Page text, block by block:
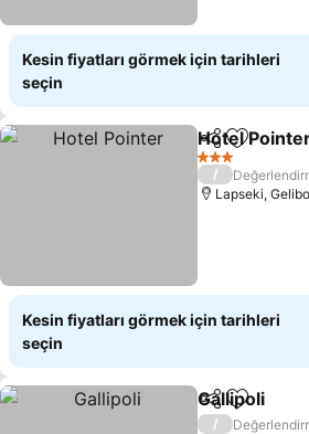
Kesin fiyatları görmek için tarihleri
seçin
Paylaş
Hotel
3 Yıldız
/
Lapseki,
Kesin fiyatları görmek için tarihleri
seçin
Paylaş
Gallipoli
/